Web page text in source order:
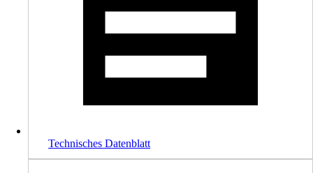
Technisches Datenblatt